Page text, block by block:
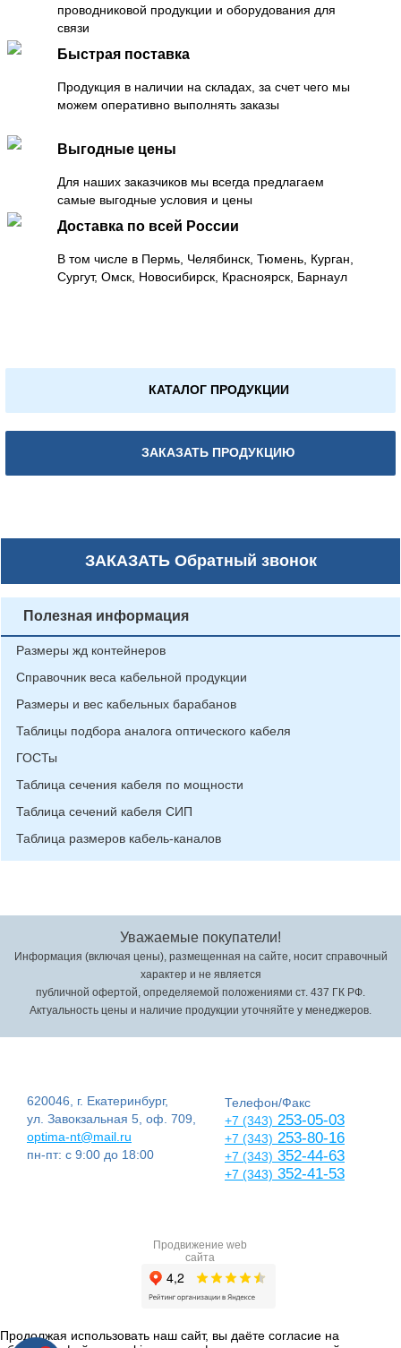
проводниковой продукции и оборудования для
связи
Быстрая поставка
Продукция в наличии на складах, за счет чего мы
можем оперативно выполнять заказы
Выгодные цены
Для наших заказчиков мы всегда предлагаем
самые выгодные условия и цены
Доставка по всей России
В том числе в Пермь, Челябинск, Тюмень, Курган,
Сургут, Омск, Новосибирск, Красноярск, Барнаул
КАТАЛОГ ПРОДУКЦИИ
ЗАКАЗАТЬ ПРОДУКЦИЮ
ЗАКАЗАТЬОбратный звонок
Полезная информация
Размеры жд контейнеров
Справочник веса кабельной продукции
Размеры и вес кабельных барабанов
Таблицы подбора аналога оптического кабеля
ГОСТы
Таблица сечения кабеля по мощности
Таблица сечений кабеля СИП
Таблица размеров кабель-каналов
Уважаемые покупатели!
Информация (включая цены), размещенная на сайте, носит справочный
характер и не является
публичной офертой, определяемой положениями ст. 437 ГК РФ.
Актуальность цены и наличие продукции уточняйте у менеджеров.
620046, г. Екатеринбург,
ул. Завокзальная 5, оф. 709,
optima-nt@mail.ru
пн-пт: с 9:00 до 18:00
Телефон/Факс
+7 (343) 253-05-03
+7 (343) 253-80-16
+7 (343) 352-44-63
+7 (343) 352-41-53
Продвижение web
сайта
Продолжая использовать наш сайт, вы даёте согласие на